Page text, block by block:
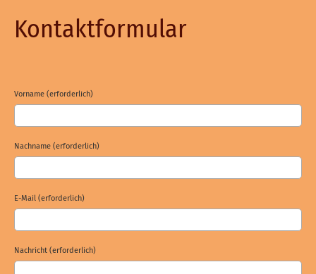
Kontaktformular
Vorname (erforderlich)
Nachname (erforderlich)
E-Mail (erforderlich)
Nachricht (erforderlich)